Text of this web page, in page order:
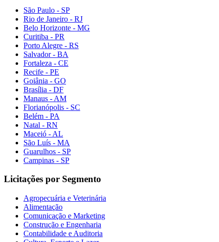
São Paulo - SP
Rio de Janeiro - RJ
Belo Horizonte - MG
Curitiba - PR
Porto Alegre - RS
Salvador - BA
Fortaleza - CE
Recife - PE
Goiânia - GO
Brasília - DF
Manaus - AM
Florianópolis - SC
Belém - PA
Natal - RN
Maceió - AL
São Luís - MA
Guarulhos - SP
Campinas - SP
Licitações por Segmento
Agropecuária e Veterinária
Alimentação
Comunicação e Marketing
Construção e Engenharia
Contabilidade e Auditoria